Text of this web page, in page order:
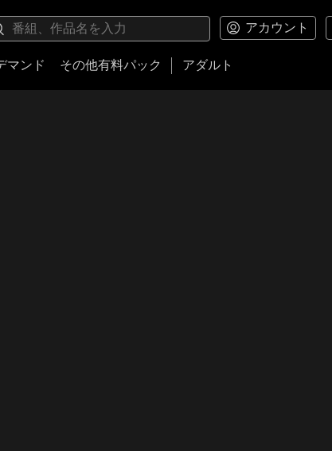
アカウント
マンド その他有料パック アダルト